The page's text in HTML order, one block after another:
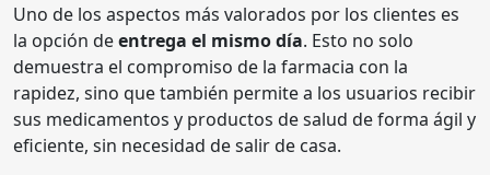
Uno de los aspectos más valorados por los clientes es
la opción deentrega el mismo día. Esto no solo
demuestra el compromiso de la farmacia con la
rapidez, sino que también permite a los usuarios recibir
sus medicamentos y productos de salud de forma ágil y
eficiente, sin necesidad de salir de casa.